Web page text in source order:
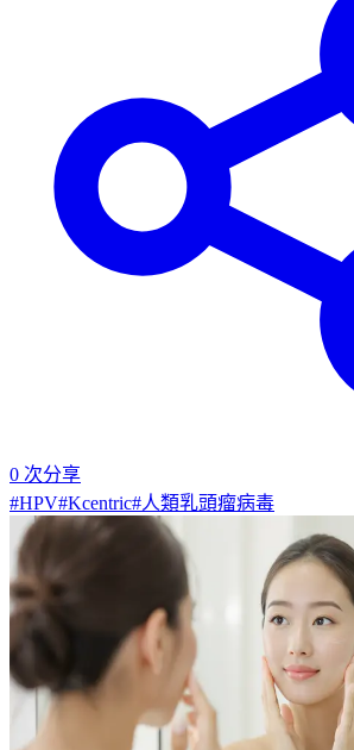
0 次分享
#HPV#Kcentric#人類乳頭瘤病毒